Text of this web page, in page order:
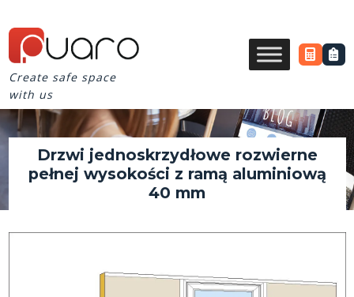
Create safe space
with us
Drzwi jednoskrzydłowe rozwierne
pełnej wysokości z ramą aluminiową
40 mm